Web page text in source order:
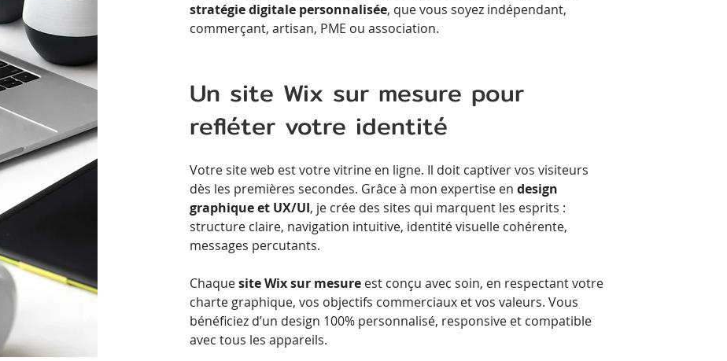
stratégie digitale personnalisée, que vous soyez indépendant,
commerçant, artisan, PME ou association.
Un site Wix sur mesure pour
refléter votre identité
Votre site web est votre vitrine en ligne. Il doit captiver vos visiteurs
dès les premières secondes. Grâce à mon expertise en design
graphique et UX/UI, je crée des sites qui marquent les esprits :
structure claire, navigation intuitive, identité visuelle cohérente,
messages percutants.
Chaquesite Wix sur mesureest conçu avec soin, en respectant votre
charte graphique, vos objectifs commerciaux et vos valeurs. Vous
bénéficiez d’un design 100% personnalisé, responsive et compatible
avec tous les appareils.